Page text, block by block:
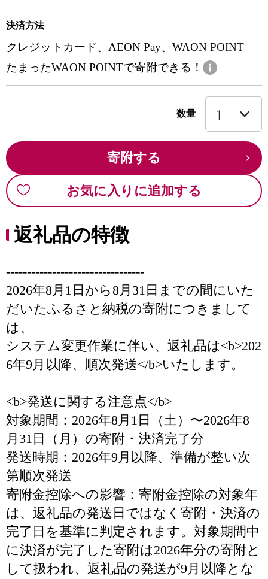
決済方法
クレジットカード、AEON Pay、WAON POINT
たまったWAON POINTで寄附できる！
数量
寄附する
お気に入りに追加する
返礼品の特徴
---------------------------------
2026年8月1日から8月31日までの間にいた
だいたふるさと納税の寄附につきまして
は、
システム変更作業に伴い、返礼品は<b>202
6年9月以降、順次発送</b>いたします。
<b>発送に関する注意点</b>
対象期間：2026年8月1日（土）〜2026年8
月31日（月）の寄附・決済完了分
発送時期：2026年9月以降、準備が整い次
第順次発送
寄附金控除への影響：寄附金控除の対象年
は、返礼品の発送日ではなく寄附・決済の
完了日を基準に判定されます。対象期間中
に決済が完了した寄附は2026年分の寄附と
して扱われ、返礼品の発送が9月以降とな